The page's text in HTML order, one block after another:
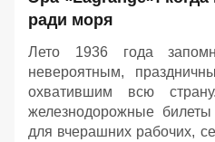
ради моря
Лето 1936 года
невероятным,
охватившим всю
железнодорожные
для вчерашних рабочих,